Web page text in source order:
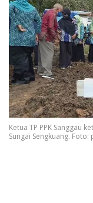
Ketua TP PPK Sanggau
Sungai Sengkuang. Foto: